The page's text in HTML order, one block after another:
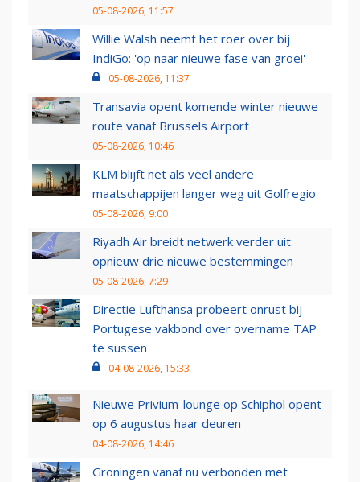
05-08-2026, 11:57
Willie Walsh neemt het roer over bij
IndiGo: 'op naar nieuwe fase van groei'
05-08-2026, 11:37
Transavia opent komende winter nieuwe
route vanaf Brussels Airport
05-08-2026, 10:46
KLM blijft net als veel andere
maatschappijen langer weg uit Golfregio
05-08-2026, 9:00
Riyadh Air breidt netwerk verder uit:
opnieuw drie nieuwe bestemmingen
05-08-2026, 7:29
Directie Lufthansa probeert onrust bij
Portugese vakbond over overname TAP
te sussen
04-08-2026, 15:33
Nieuwe Privium-lounge op Schiphol opent
op 6 augustus haar deuren
04-08-2026, 14:46
Groningen vanaf nu verbonden met